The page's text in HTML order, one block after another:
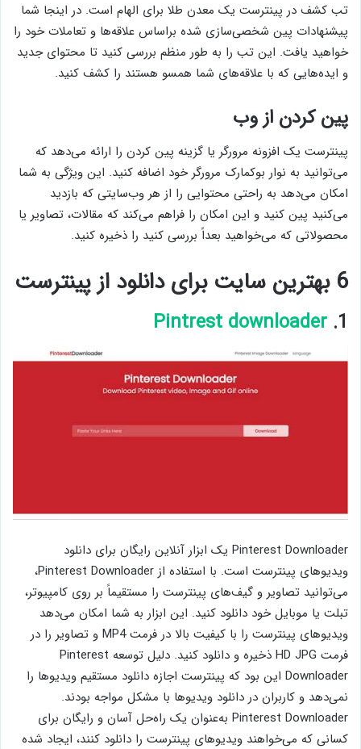
تب کشف در پینترست یک معدن طلا برای الهام است. در اینجا شما
پیشنهادات پین شخصی‌سازی شده براساس علاقه‌ها و تعاملات خود را
خواهید یافت. این تب را به طور منظم بررسی کنید تا محتوای جدید
و ایده‌هایی که با علاقه‌های شما همسو هستند را کشف کنید.
پین کردن از وب
پینترست یک افزونه مرورگر یا گزینه پین کردن را ارائه می‌دهد که
می‌توانید به نوار بوکمارک مرورگر خود اضافه کنید. این ویژگی به شما
امکان می‌دهد به راحتی محتوایی را از هر وب‌سایتی که بازدید
می‌کنید پین کنید و این امکان را فراهم می‌کند که مقالات، تصاویر یا
محصولاتی که می‌خواهید بعداً بررسی کنید را ذخیره کنید.
6 بهترین سایت برای دانلود از پینترست
1.
Pintrest downloader
Pinterest Downloader یک ابزار آنلاین رایگان برای دانلود
ویدیوهای پینترست است. با استفاده از Pinterest Downloader،
می‌توانید تصاویر و گیف‌های پینترست را مستقیماً بر روی کامپیوتر،
تبلت یا موبایل خود دانلود کنید. این ابزار به شما امکان می‌دهد
ویدیوهای پینترست را با کیفیت بالا در فرمت MP4 و تصاویر را در
فرمت HD JPG ذخیره و دانلود کنید. دلیل توسعه Pinterest
Downloader این بود که پینترست اجازه دانلود مستقیم ویدیوها را
نمی‌دهد و کاربران در دانلود ویدیوها با مشکل مواجه بودند.
Pinterest Downloader به‌عنوان یک راه‌حل آسان و رایگان برای
کسانی که می‌خواهند ویدیوهای پینترست را دانلود کنند، ایجاد شده